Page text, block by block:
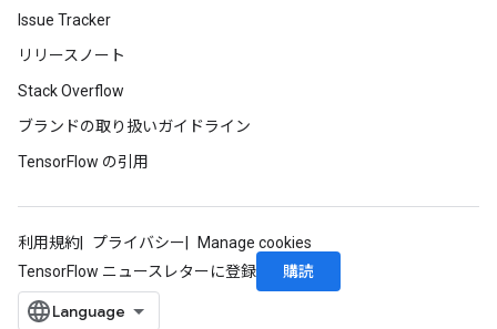
Issue Tracker
リリースノート
Stack Overflow
ブランドの取り扱いガイドライン
TensorFlow の引用
利用規約 プライバシー
Manage cookies
TensorFlow ニュースレターに登録
購読